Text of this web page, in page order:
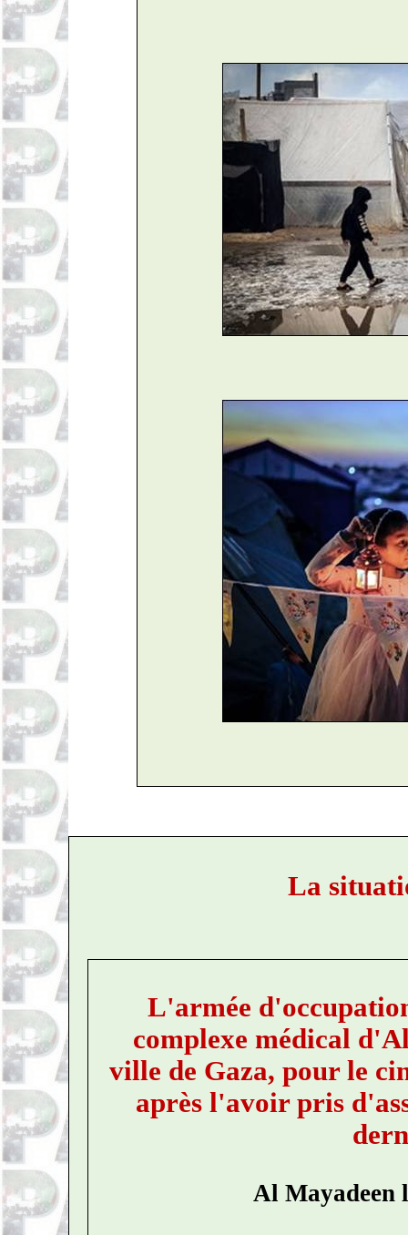
La
L'armée
complexe médical
ville de Gaza, pour le
après l'avoir pris
Al Mayadeen